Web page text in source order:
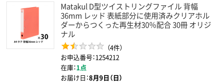
Matakul D型ツイストリングファイル 背幅
36mm レッド 表紙部分に使用済みクリアホル
ダーからつくった再生材30％配合 30冊 オリジ
ナル
（4件）
お申込番号：1254212
在庫：1点
お届け日：8月9日（日）